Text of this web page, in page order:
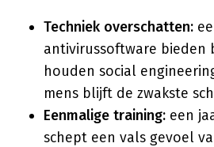
Techniek overschatten:
antivirussoftware bieden
houden social
mens blijft de zwakste
Eenmalige training: een
schept een vals gevoel